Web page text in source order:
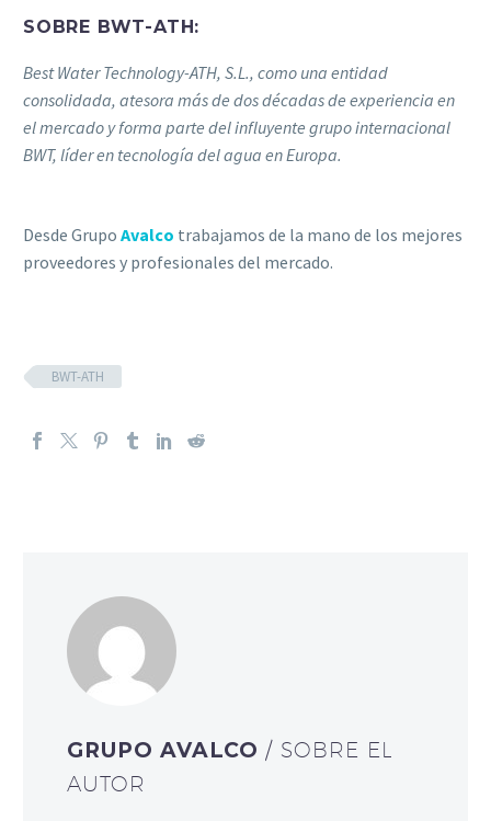
SOBRE BWT-ATH:
Best Water Technology-ATH, S.L., como una entidad
consolidada, atesora más de dos décadas de experiencia en
el mercado y forma parte del influyente grupo internacional
BWT, líder en tecnología del agua en Europa.
Desde Grupo Avalco trabajamos de la mano de los mejores
proveedores y profesionales del mercado.
BWT-ATH
GRUPO AVALCO/ SOBRE EL
AUTOR